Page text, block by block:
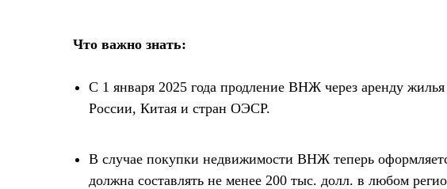
Что важно знать:
С 1 января 2025 года продление ВНЖ через аренду
России, Китая и стран ОЭСР.
В случае покупки недвижимости ВНЖ теперь
должна составлять не менее 200 тыс. долл. в любом